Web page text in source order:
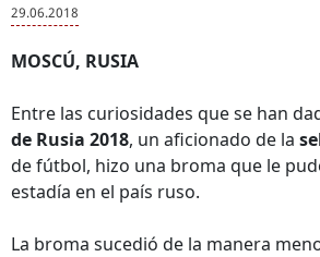
29.06.2018
MOSCÚ, RUSIA
Entre las curiosidades que se han
de Rusia 2018, un aficionado de la
de fútbol, hizo una broma que le
estadía en el país ruso.
La broma sucedió de la manera